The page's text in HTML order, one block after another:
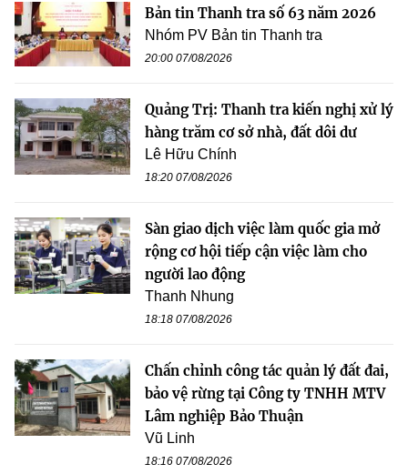
Bản tin Thanh tra số 63 năm 2026
Nhóm PV Bản tin Thanh tra
20:00 07/08/2026
Quảng Trị: Thanh tra kiến nghị xử lý
hàng trăm cơ sở nhà, đất dôi dư
Lê Hữu Chính
18:20 07/08/2026
Sàn giao dịch việc làm quốc gia mở
rộng cơ hội tiếp cận việc làm cho
người lao động
Thanh Nhung
18:18 07/08/2026
Chấn chỉnh công tác quản lý đất đai,
bảo vệ rừng tại Công ty TNHH MTV
Lâm nghiệp Bảo Thuận
Vũ Linh
18:16 07/08/2026